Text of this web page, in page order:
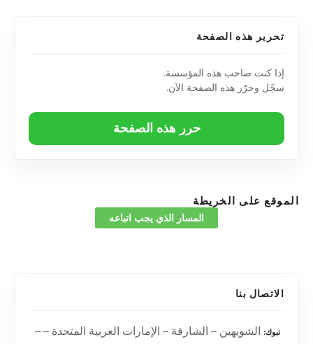
تحرير هذه الصفحة
إذا كنت صاحب هذه المؤسسة.
سجّل وحرّر هذه الصفحة الآن.
حرر هذه الصفحة
الموقع على الخريطة
المسار الذي يجب اتباعه
الاتصال بنا
تبوك الشويهين – الشارقة – الإمارات العربية المتحدة – –